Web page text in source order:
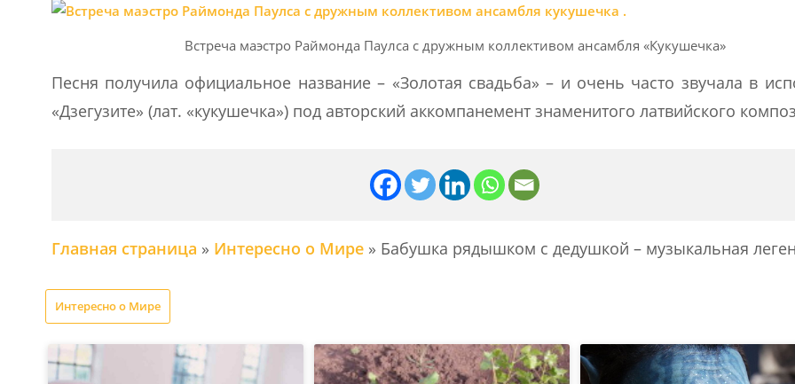
Встреча маэстро Раймонда Паулса с дружным коллективом ансамбля «Кукушечка»
Песня получила официальное название – «Золотая свадьба» – и очень часто звучала в
«Дзегузите» (лат. «кукушечка») под авторский аккомпанемент знаменитого латвийского
Главная страница » Интересно о Мире» Бабушка рядышком с дедушкой – музыкальная
Интересно о Мире